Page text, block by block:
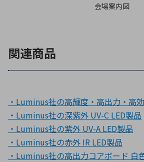
会場案内図
関連商品
・Luminus社の高輝度・高出力・高
・Luminus社の深紫外 UV-C LED製品
・Luminus社の紫外 UV-A LED製品
・Luminus社の赤外 IR LED製品
・Luminus社の高出力コアボード 白